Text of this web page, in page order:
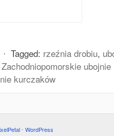
⋅ Tagged: rzeźnia drobiu,
kurczaków
⋅ WordPress